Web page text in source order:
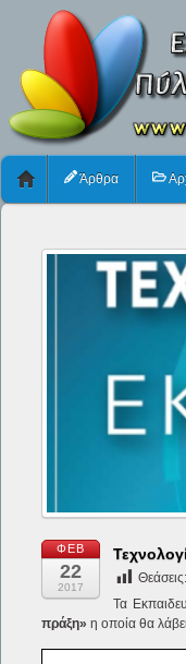
Άρθρα
ΦΕΒ
22
2017
Θεάσεις:
Τα
πράξη» η οποία θα